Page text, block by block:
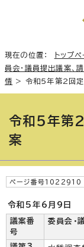
現在の位置： トップ
員会・議員提出議案、
情 > 令和5年第2回定
令和5年第2
案
ページ番号1022910
令和5年6月9日
議案番
号
委員会・